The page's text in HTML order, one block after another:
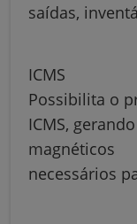
saídas,
ICMS
Possibilita o
ICMS,
magnéticos
necessários